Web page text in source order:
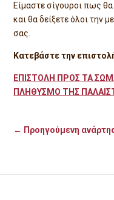
Είμαστε σίγουροι πως θα
και θα δείξετε όλοι την
σας.
Κατεβάστε την
ΕΠΙΣΤΟΛΗ ΠΡΟΣ ΤΑ
ΠΛΗΘΥΣΜΟ ΤΗΣ
← Προηγούμενη